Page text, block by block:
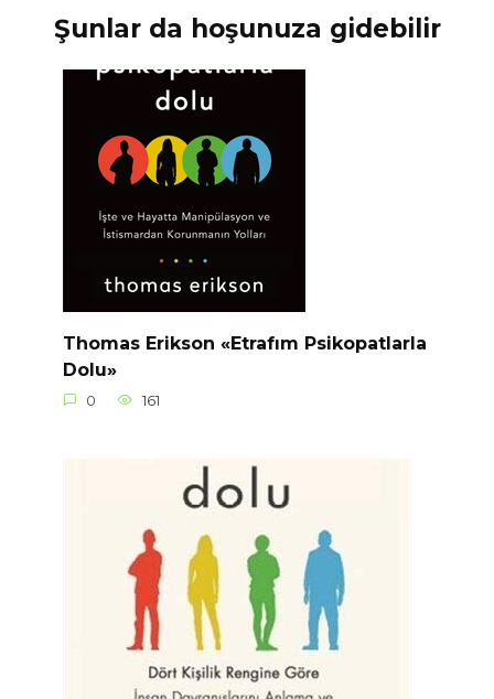
Şunlar da hoşunuza gidebilir
Thomas Erikson «Etrafım Psikopatlarla
Dolu»
0 161